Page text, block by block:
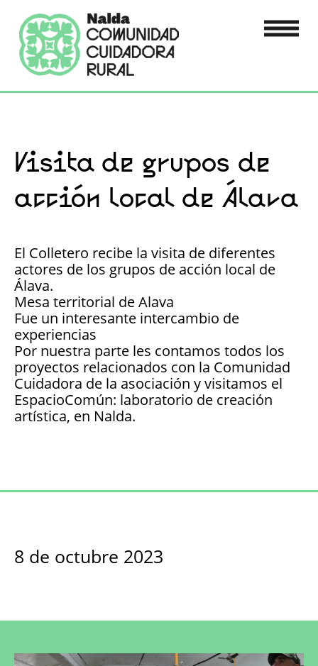
Visita de grupos de
acción local de Álava
El Colletero recibe la visita de diferentes
actores de los grupos de acción local de
Álava.
Mesa territorial de Alava
Fue un interesante intercambio de
experiencias
Por nuestra parte les contamos todos los
proyectos relacionados con la Comunidad
Cuidadora de la asociación y visitamos el
EspacioComún: laboratorio de creación
artística, en Nalda.
8 de octubre 2023